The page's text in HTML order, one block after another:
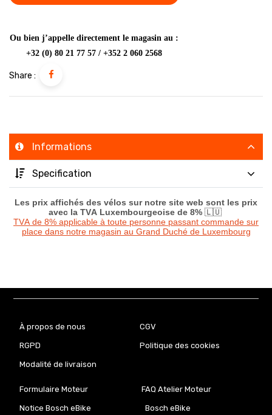
Ou bien j’appelle directement le magasin au :
+32 (0) 80 21 77 57 / +352 2 060 2568
Share :
Informations
Specification
Les prix affichés des vélos sur notre site web sont les prix
avec la TVA Luxembourgeoise de 8% 🇱🇺
TVA de 8% applicable à toute personne passant commande sur
place dans notre magasin au Grand Duché de Luxembourg
À propos de nous CGV
RGPD Politique des cookies
Modalité de livraison
Formulaire Moteur FAQ Atelier Moteur
Notice Bosch eBike Bosch eBike